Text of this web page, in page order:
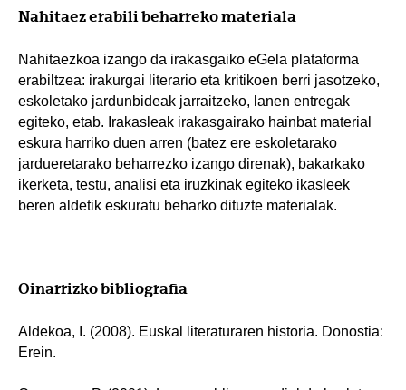
Nahitaez erabili beharreko materiala
Nahitaezkoa izango da irakasgaiko eGela plataforma
erabiltzea: irakurgai literario eta kritikoen berri jasotzeko,
eskoletako jardunbideak jarraitzeko, lanen entregak
egiteko, etab. Irakasleak irakasgairako hainbat material
eskura harriko duen arren (batez ere eskoletarako
jardueretarako beharrezko izango direnak), bakarkako
ikerketa, testu, analisi eta iruzkinak egiteko ikasleek
beren aldetik eskuratu beharko dituzte materialak.
Oinarrizko bibliografia
Aldekoa, I. (2008). Euskal literaturaren historia. Donostia:
Erein.